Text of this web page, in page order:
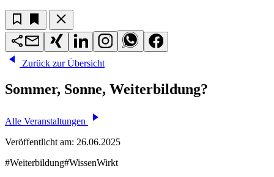
Zurück zur Übersicht
Sommer, Sonne, Weiterbildung?
Alle Veranstaltungen
Veröffentlicht am: 26.06.2025
#Weiterbildung#WissenWirkt